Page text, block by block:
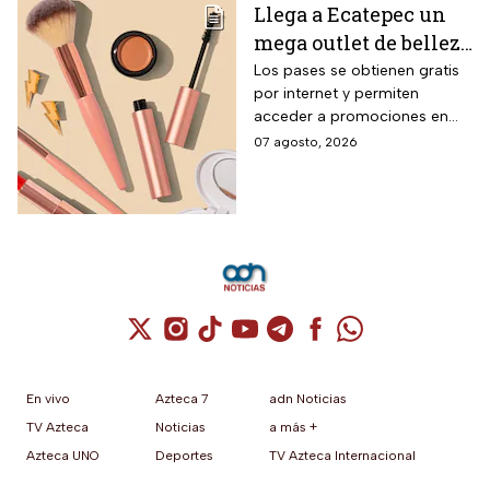
Llega a Ecatepec un
mega outlet de belleza
con entrada gratis y
descuentos de hasta el
80% durante 5 días
consecutivos en
Los pases se obtienen gratis
por internet y permiten
acceder a promociones en
maquillaje, perfumes y
07 agosto, 2026
Cuenta de X / Twitter (se abre en una
Cuenta de Instagram (se abre en una
Cuenta de TikTok (se abre en
Cuenta de YouTube (se abre
Cuenta de Telegram (se
Cuenta de
Cuenta de
En vivo
TV Azteca
Azteca UNO
Azteca 7
Noticias
Deportes
adn Noticias
a más +
TV Azteca Internacional